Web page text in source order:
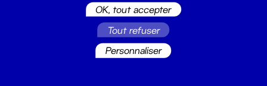
OK, tout accepter
Tout refuser
Personnaliser